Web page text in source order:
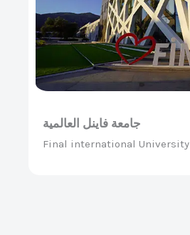
جامعة فاينل العالمية
Final international University